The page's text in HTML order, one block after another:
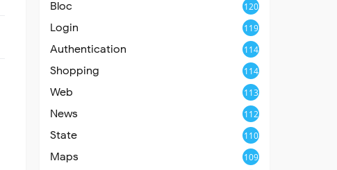
Bloc 120
Login 119
Authentication 114
Shopping 114
Web 113
News 112
State 110
Maps 109